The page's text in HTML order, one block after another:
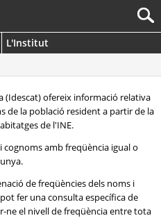
L'Institut
(Idescat) ofereix informació relativa
de la població resident a partir de la
de l'INE.
cognoms amb freqüència igual o
de freqüències dels noms i
fer una consulta específica de
ne el nivell de freqüència entre tota